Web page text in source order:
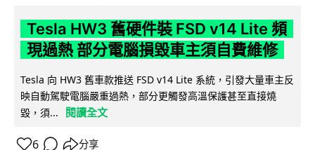
Tesla HW3 舊硬件裝 FSD v14 Lite 頻
現過熱 部分電腦損毀車主須自費維修
Tesla 向 HW3 舊車款推送 FSD v14 Lite 系統，引發大量車主反
映自動駕駛電腦嚴重過熱，部分更觸發高溫保護甚至直接燒
毀，須...
閱讀全文
6 分享